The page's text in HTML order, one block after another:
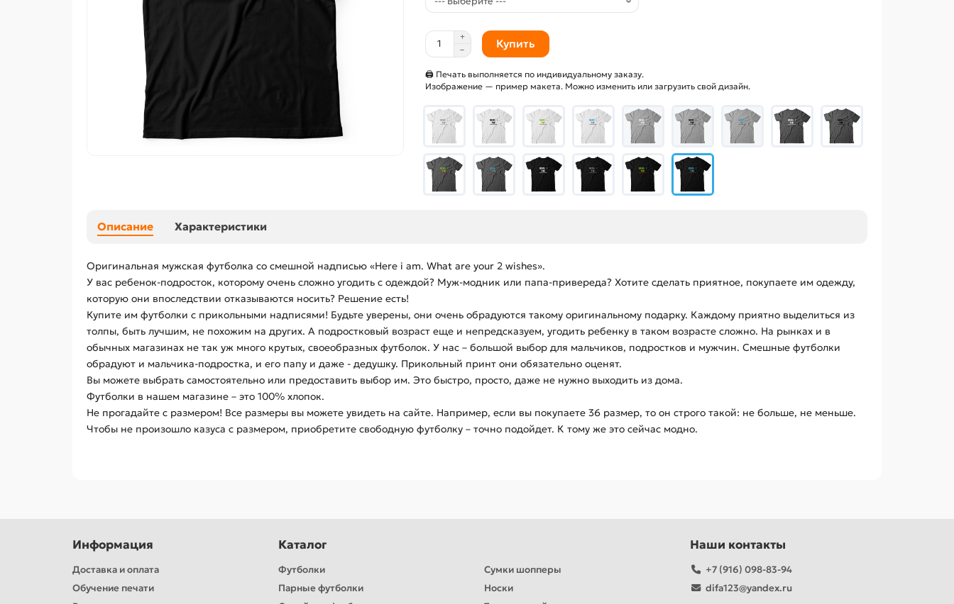
Купить
🖨 Печать выполняется по индивидуальному заказу.
Изображение — пример макета. Можно изменить или загрузить свой дизайн.
Описание Характеристики
Оригинальная мужская футболка со смешной надписью «Here i am. What are your 2 wishes».
У вас ребенок-подросток, которому очень сложно угодить с одеждой? Муж-модник или папа-привереда? Хотите сделать приятное, покупаете им одежду,
которую они впоследствии отказываются носить? Решение есть!
Купите им футболки с прикольными надписями! Будьте уверены, они очень обрадуются такому оригинальному подарку. Каждому приятно выделиться из
толпы, быть лучшим, не похожим на других. А подростковый возраст еще и непредсказуем, угодить ребенку в таком возрасте сложно. На рынках и в
обычных магазинах не так уж много крутых, своеобразных футболок. У нас – большой выбор для мальчиков, подростков и мужчин. Смешные футболки
обрадуют и мальчика-подростка, и его папу и даже - дедушку. Прикольный принт они обязательно оценят.
Вы можете выбрать самостоятельно или предоставить выбор им. Это быстро, просто, даже не нужно выходить из дома.
Футболки в нашем магазине – это 100% хлопок.
Не прогадайте с размером! Все размеры вы можете увидеть на сайте. Например, если вы покупаете 36 размер, то он строго такой: не больше, не меньше.
Чтобы не произошло казуса с размером, приобретите свободную футболку – точно подойдет. К тому же это сейчас модно.
Информация
Доставка и оплата
Обучение печати
Каталог
Футболки
Парные футболки
Сумки шопперы
Носки
Наши контакты
+7 (916) 098-83-94
difa123@yandex.ru